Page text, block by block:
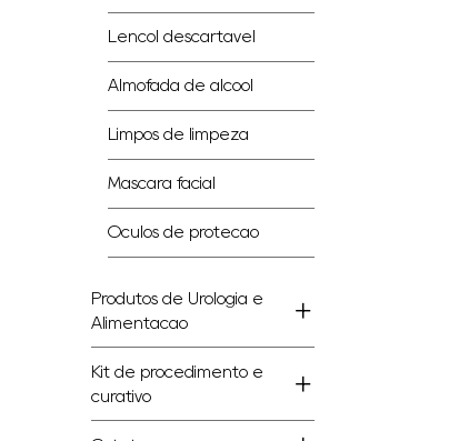
Lençol descartável
Almofada de álcool
Limpos de limpeza
Máscara facial
Óculos de proteção
Produtos de Urologia e
Alimentação
Kit de procedimento e
curativo